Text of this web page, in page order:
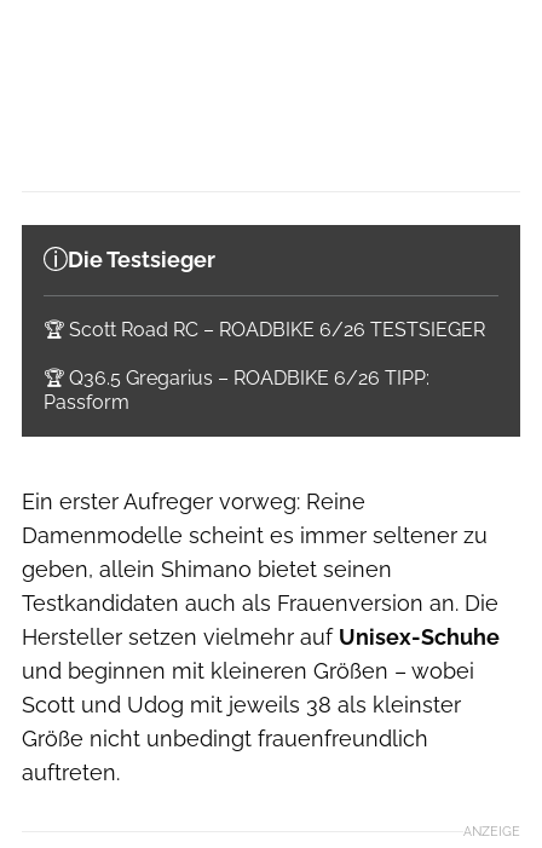
Die Testsieger
🏆 Scott Road RC – ROADBIKE 6/26 TESTSIEGER
🏆 Q36.5 Gregarius – ROADBIKE 6/26 TIPP:
Passform
Ein erster Aufreger vorweg: Reine
Damenmodelle scheint es immer seltener zu
geben, allein Shimano bietet seinen
Testkandidaten auch als Frauenversion an. Die
Hersteller setzen vielmehr auf Unisex-Schuhe
und beginnen mit kleineren Größen – wobei
Scott und Udog mit jeweils 38 als kleinster
Größe nicht unbedingt frauenfreundlich
auftreten.
ANZEIGE